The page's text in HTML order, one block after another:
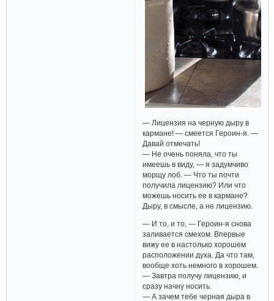
— Лицензия на черную дыру в
кармане! — смеется Героин-я. —
Давай отмечать!
— Не очень поняла, что ты
имеешь в виду, — я задумчиво
морщу лоб. — Что ты почти
получила лицензию? Или что
можешь носить ее в кармане?
Дыру, в смысле, а не лицензию.
— И то, и то, — Героин-я снова
заливается смехом. Впервые
вижу ее в настолько хорошем
расположении духа. Да что там,
вообще хоть немного в хорошем.
— Завтра получу лицензию, и
сразу начну носить.
— А зачем тебе черная дыра в